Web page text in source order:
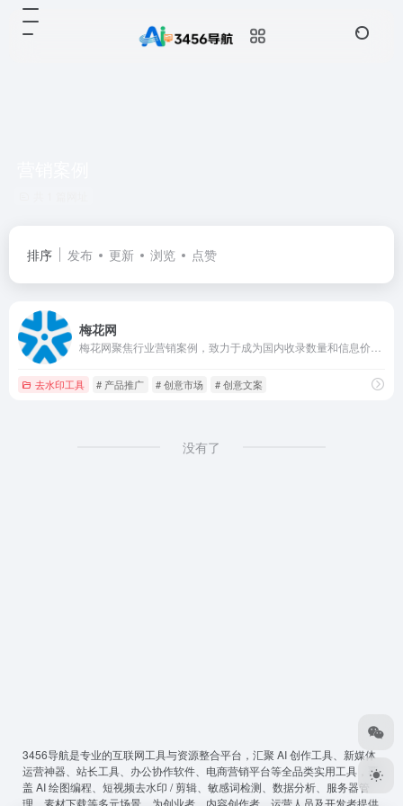
排序 发布 更新 浏览 点赞
梅花网
去水印工具 # 产品推广 # 创意市场 # 创意文案
没有了
3456导航是专业的互联网工具与资源整合平台，汇聚 AI 创作工具、新媒体
运营神器、站长工具、办公协作软件、电商营销平台等全品类实用工具，覆
盖 AI 绘图编程、短视频去水印 / 剪辑、敏感词检测、数据分析、服务器管
理、素材下载等多元场景，为创业者、内容创作者、运营人员及开发者提供